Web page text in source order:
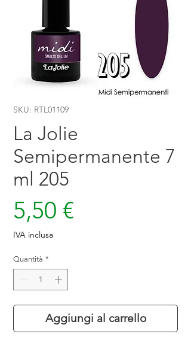
SKU: RTL01109
La Jolie
Semipermanente 7
ml 205
5,50 €
IVA inclusa
Quantità *
Aggiungi al carrello